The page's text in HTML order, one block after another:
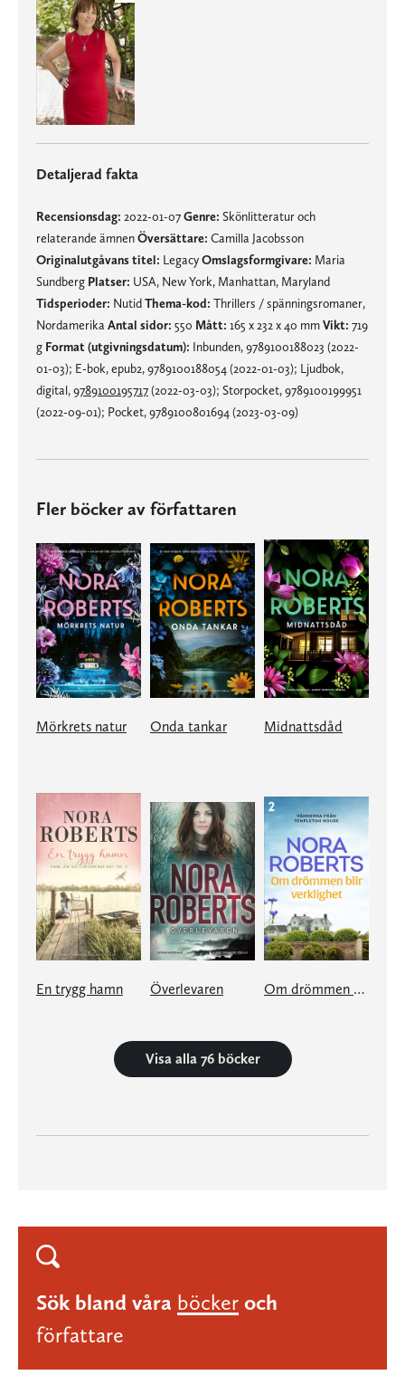
Detaljerad fakta
Recensionsdag: 2022-01-07Genre: Skönlitteratur och
relaterande ämnenÖversättare: Camilla Jacobsson
Originalutgåvans titel: LegacyOmslagsformgivare: Maria
Sundberg Platser: USA, New York, Manhattan, Maryland
Tidsperioder: NutidThema-kod: Thrillers / spänningsromaner,
Nordamerika Antal sidor: 550 Mått: 165 x 232 x 40 mmVikt: 719
g Format (utgivningsdatum): Inbunden, 9789100188023 (2022-
01-03); E-bok, epub2, 9789100188054 (2022-01-03); Ljudbok,
digital,9789100195717(2022-03-03); Storpocket, 9789100199951
(2022-09-01); Pocket, 9789100801694 (2023-03-09)
Fler böcker av författaren
Mörkrets natur Onda tankar Midnattsdåd
En trygg hamn Överlevaren Om drömmen blir verklighet
Visa alla 76 böcker
Sök bland våra böcker och
författare